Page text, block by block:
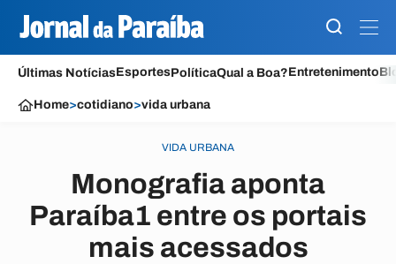
Últimas NotíciasEsportesPolíticaQual a Boa?Entretenimento
Home>cotidiano>vida urbana
VIDA URBANA
Monografia aponta
Paraíba1 entre os portais
mais acessados